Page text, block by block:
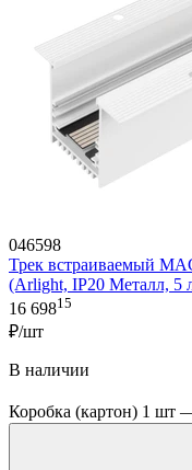
046598
Трек встраиваемый
(Arlight, IP20 Металл, 5
16 69815
₽/шт
В наличии
Коробка (картон) 1 шт